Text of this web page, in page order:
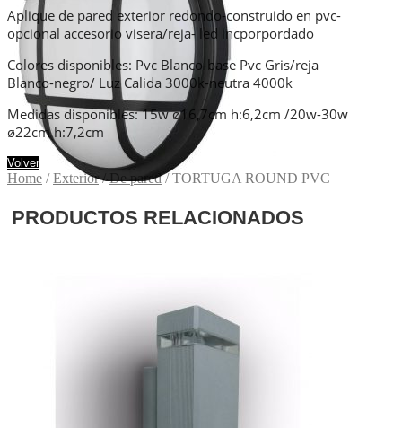
Aplique de pared exterior redondo-construido en pvc-
opcional accesorio visera/reja- led incporpordado
Colores disponibles: Pvc Blanco-base Pvc Gris/reja
Blanco-negro/ Luz Calida 3000k-neutra 4000k
Medidas disponibles: 15w ø16,7cm h:6,2cm /20w-30w
ø22cm h:7,2cm
Volver
Home /Exterior/De pared/ TORTUGA ROUND PVC
PRODUCTOS RELACIONADOS